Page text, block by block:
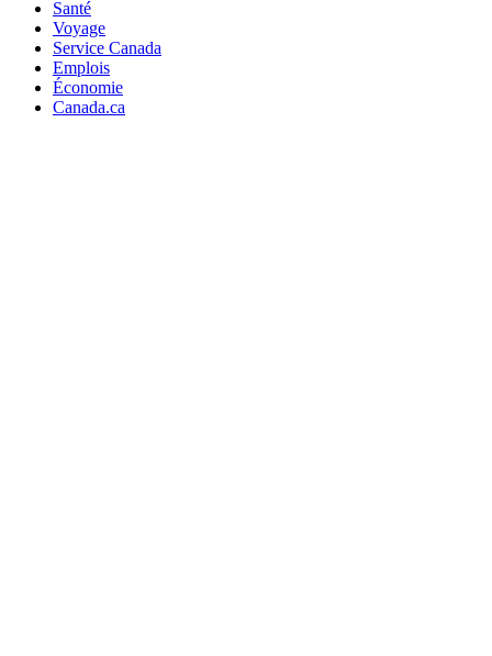
Santé
Voyage
Service Canada
Emplois
Économie
Canada.ca